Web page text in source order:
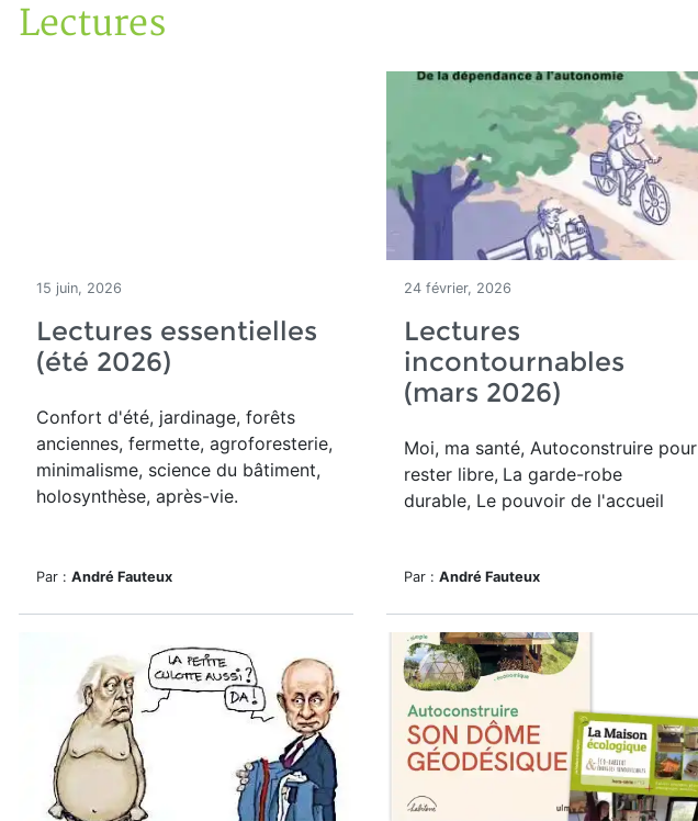
Accueil
Articles
Lectures
15 juin, 2026
Lectures essentielles
(été 2026)
Confort d'été, jardinage, forêts
anciennes, fermette, agroforesterie,
minimalisme, science du bâtiment,
holosynthèse, après-vie.
Par : André Fauteux
24 février, 2026
Lectures
incontournables
(mars 2026)
Moi, ma santé, Autoconstruire pour
rester libre, La garde-robe
durable, Le pouvoir de l'accueil
Par : André Fauteux